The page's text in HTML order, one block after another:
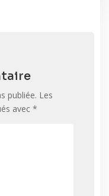
publiée. Les
avec *